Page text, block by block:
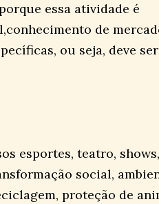
essa atividade é
de
ou seja, deve ser
esportes, teatro, shows,
social,
proteção de